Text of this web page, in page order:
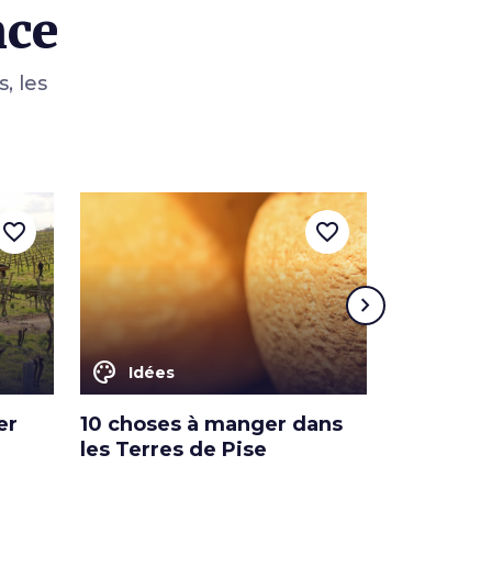
les
favorite_border
color_lens Idées
10 choses à manger dans
les Terres de Pise
favorite_border
chevron_right